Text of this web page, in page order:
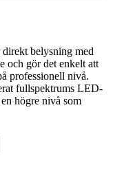
belysning med
och gör det enkelt att
professionell nivå.
fullspektrums LED-
högre nivå som